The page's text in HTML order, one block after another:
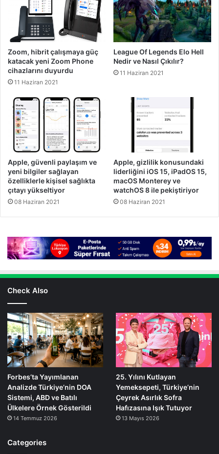
Zoom, hibrit çalışmaya güç
katacak yeni Zoom Phone
cihazlarını duyurdu
11 Haziran 2021
League Of Legends Elo Hell
Nedir ve Nasıl Çıkılır?
11 Haziran 2021
Apple, güvenli paylaşım ve
yeni bilgiler sağlayan
özelliklerle kişisel sağlıkta
çıtayı yükseltiyor
08 Haziran 2021
Apple, gizlilik konusundaki
liderliğini iOS 15, iPadOS 15,
macOS Monterey ve
watchOS 8 ile pekiştiriyor
08 Haziran 2021
Check Also
Forbes’ta Yayımlanan
Analizde Türkiye’nin DOA
Sistemi, ABD ve Batılı
Ülkelere Örnek Gösterildi
14 Temmuz 2026
25. Yılını Kutlayan
Yemeksepeti, Türkiye’nin
Çeyrek Asırlık Sofra
Hafızasına Işık Tutuyor
13 Mayıs 2026
Categories